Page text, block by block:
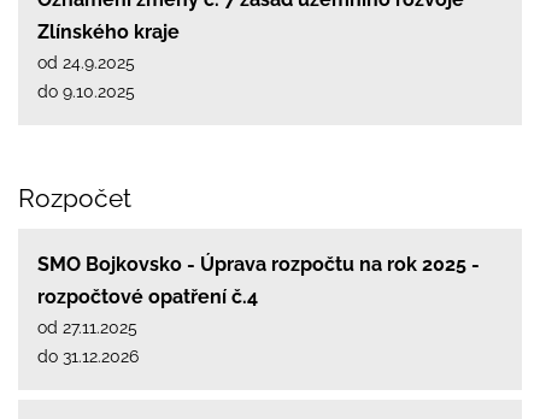
Zlínského kraje
od 24.9.2025
do 9.10.2025
Rozpočet
SMO Bojkovsko - Úprava rozpočtu na rok 2025 -
rozpočtové opatření č.4
od 27.11.2025
do 31.12.2026